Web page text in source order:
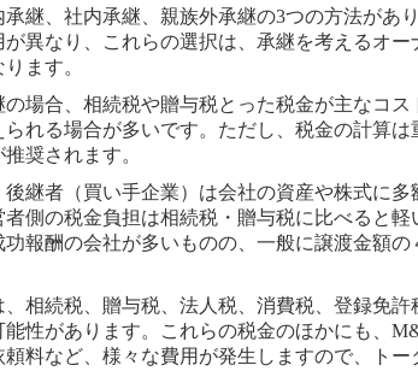
継、社内承継、親族外承継の3つの方法があ
異なり、これらの選択は、承継を考えるオ
ます。
場合、相続税や贈与税とった税金が主なコス
れる場合が多いです。ただし、税金の計算
奨されます。
継者（買い手企業）は会社の資産や株式に
者側の税金負担は相続税・贈与税に比べると
報酬の会社が多いものの、一般に譲渡金額
相続税、贈与税、法人税、消費税、登録免許
能性があります。これらの税金のほかにも、
料など、様々な費用が発生しますので、トー